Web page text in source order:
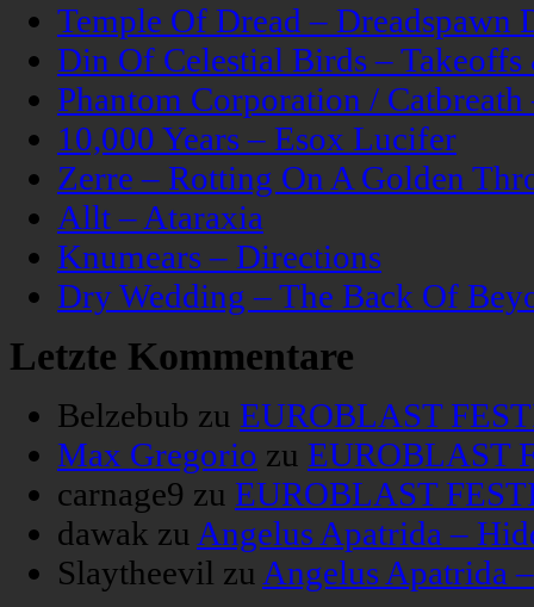
Temple Of Dread – Dreadspawn
Din Of Celestial Birds –
Phantom Corporation /
10,000 Years – Esox Lucifer
Zerre – Rotting On A Golden
Allt – Ataraxia
Knumears – Directions
Dry Wedding – The Back Of
Letzte Kommentare
Belzebub zu EUROBLAST
Max Gregorio zu EUROBLAST
carnage9 zu EUROBLAST
dawak zu Angelus Apatrida –
Slaytheevil zu Angelus Apatrida